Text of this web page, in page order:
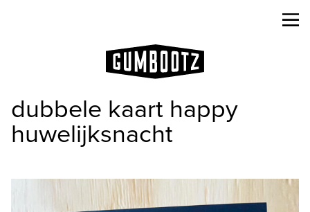
dubbele kaart happy
huwelijksnacht